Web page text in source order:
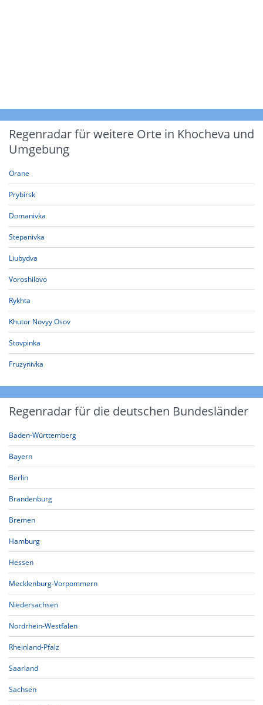
Regenradar für weitere Orte in Khocheva und
Umgebung
Orane
Prybirsk
Domanivka
Stepanivka
Liubydva
Voroshilovo
Rykhta
Khutor Novyy Osov
Stovpinka
Fruzynivka
Regenradar für die deutschen Bundesländer
Baden-Württemberg
Bayern
Berlin
Brandenburg
Bremen
Hamburg
Hessen
Mecklenburg-Vorpommern
Niedersachsen
Nordrhein-Westfalen
Rheinland-Pfalz
Saarland
Sachsen